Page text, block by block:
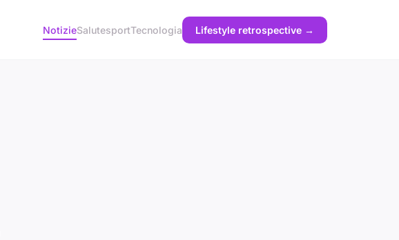
NotizieSalutesportTecnologia Lifestyle retrospective →